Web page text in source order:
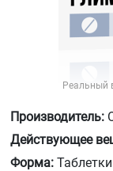
Реальный
Производитель:
Действующее
Форма: